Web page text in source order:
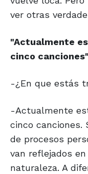
ver otras
"Actualmente
cinco canciones"
-¿En que estás
-Actualmente
cinco canciones.
de procesos
van reflejados
naturaleza. A